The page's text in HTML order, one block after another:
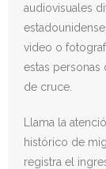
audiovisuales
video o
estas personas
de cruce.
Llama la
histórico de
registra el